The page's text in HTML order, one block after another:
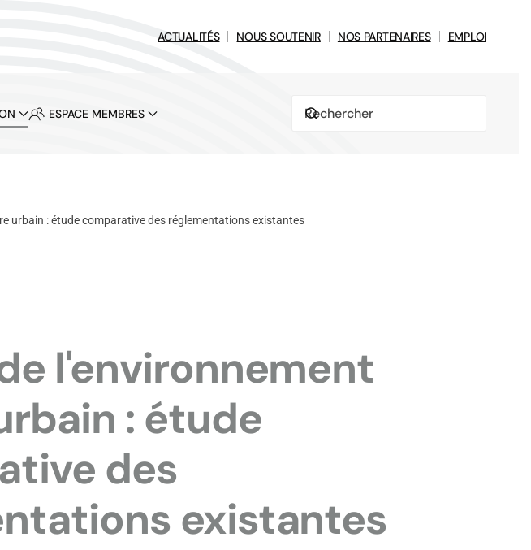
ACTUALITÉS NOUS SOUTENIR NOS PARTENAIRES EMPLOI
ESPACE MEMBRES
urbain : étude comparative des réglementations existantes
l'environnement
: étude
des
existantes